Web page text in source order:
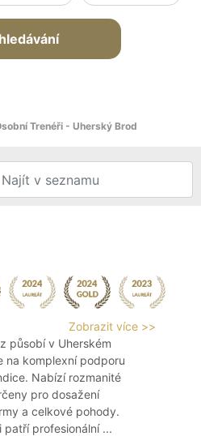
Trenéři - Uherský Brod
Zobrazit více >>
působí v Uherském
na komplexní podporu
Nabízí rozmanité
pro dosažení
a celkové pohody.
patří profesionální ...